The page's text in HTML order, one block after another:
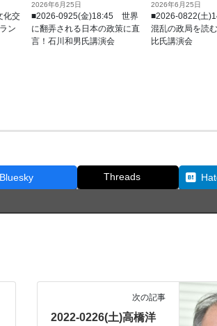
化交
ン
2026年6月25日
■2026-0925(金)18:45 世界
に翻弄される日本の政策に直
言！石川和男氏講演会
2026年6月25日
■2026-0822(土
混乱の政局を読
比氏講演会
Bluesky Threads
次の記事
2022-0226(土)高橋洋